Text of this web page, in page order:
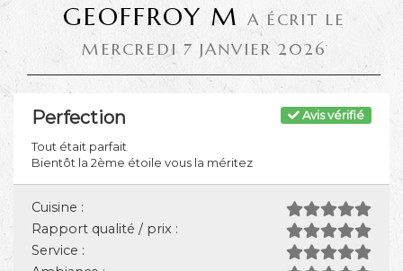
GEOFFROY M A ÉCRIT LE
MERCREDI 7 JANVIER 2026
Avis vérifié
Perfection
Tout était parfait
Bientôt la 2ème étoile vous la méritez
Cuisine :
Rapport qualité / prix :
Service :